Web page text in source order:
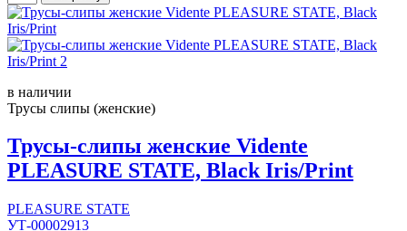
в наличии
Трусы слипы (женские)
Трусы-слипы женские Vidente
PLEASURE STATE, Black Iris/Print
PLEASURE STATE
УТ-00002913